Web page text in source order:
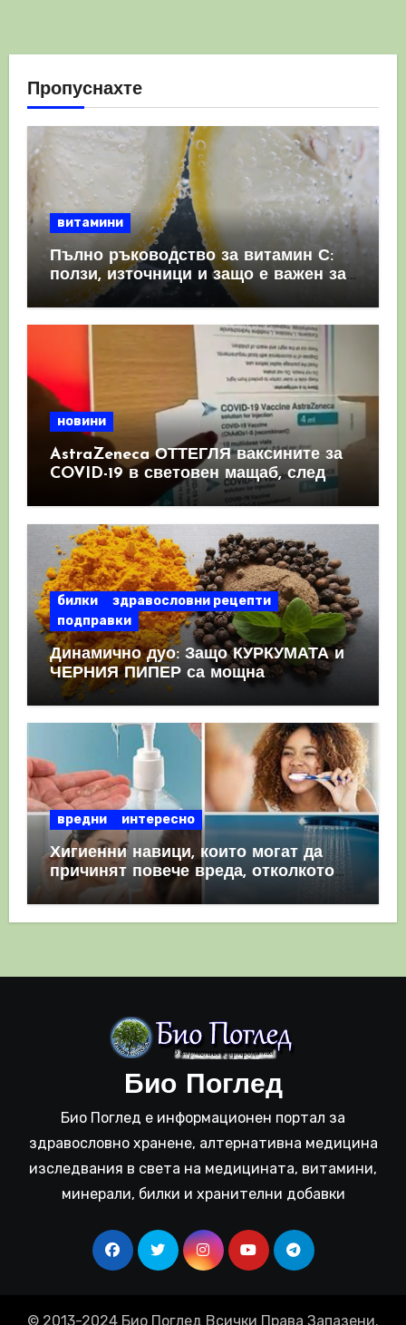
Пропуснахте
витамини
Пълно ръководство за витамин С:
ползи, източници и защо е важен за
имунната система
новини
AstraZeneca ОТТЕГЛЯ ваксините за
COVID-19 в световен мащаб, след
като призна, че те причиняват
билки
здравословни рецепти
подправки
Динамично дуо: Защо КУРКУМАТА и
ЧЕРНИЯ ПИПЕР са мощна
комбинация
вредни интересно
Хигиенни навици, които могат да
причинят повече вреда, отколкото
полза
Био Поглед
Био Поглед е информационен портал за
здравословно хранене, алтернативна медицина
изследвания в света на медицината, витамини,
минерали, билки и хранителни добавки
© 2013-2024 Био Поглед Всички Права Запазени.